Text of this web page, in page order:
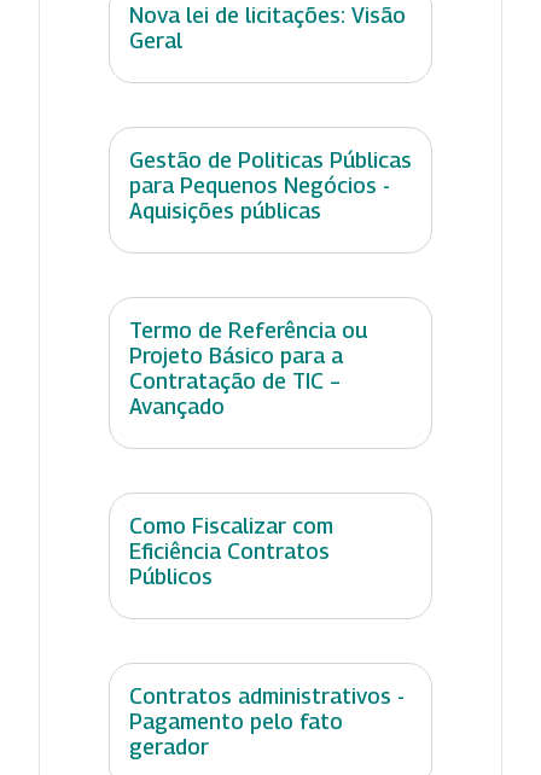
Nova lei de licitações: Visão
Geral
Gestão de Politicas Públicas
para Pequenos Negócios -
Aquisições públicas
Termo de Referência ou
Projeto Básico para a
Contratação de TIC –
Avançado
Como Fiscalizar com
Eficiência Contratos
Públicos
Contratos administrativos -
Pagamento pelo fato
gerador